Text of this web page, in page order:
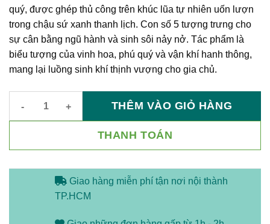
quý, được ghép thủ công trên khúc lũa tự nhiên uốn lượn
trong chậu sứ xanh thanh lịch. Con số 5 tượng trưng cho
sự cân bằng ngũ hành và sinh sôi nảy nở. Tác phẩm là
biểu tượng của vinh hoa, phú quý và vận khí hanh thông,
mang lại luồng sinh khí thịnh vượng cho gia chủ.
Chậu Lan Hồ Điệp Ghép Lũa 5 Cành – Tam Sắc Phú Quý số
THÊM VÀO GIỎ HÀNG
THANH TOÁN
Giao hàng miễn phí tận nơi nội thành
TP.HCM